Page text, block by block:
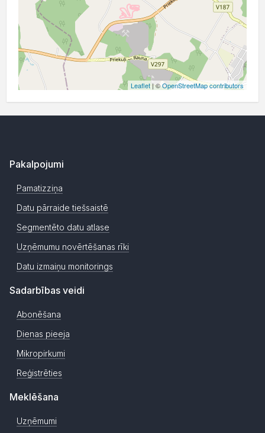
Leaflet| ©OpenStreetMap contributors
Pakalpojumi
Pamatizziņa
Datu pārraide tiešsaistē
Segmentēto datu atlase
Uzņēmumu novērtēšanas rīki
Datu izmaiņu monitorings
Sadarbības veidi
Abonēšana
Dienas pieeja
Mikropirkumi
Reģistrēties
Meklēšana
Uzņēmumi